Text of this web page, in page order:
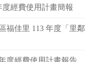
度經費使用計畫簡報
福佳里 113 年度「里
度經費使用計畫報告